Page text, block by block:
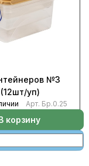
№3
уп)
Арт. Бр.0.25
корзину